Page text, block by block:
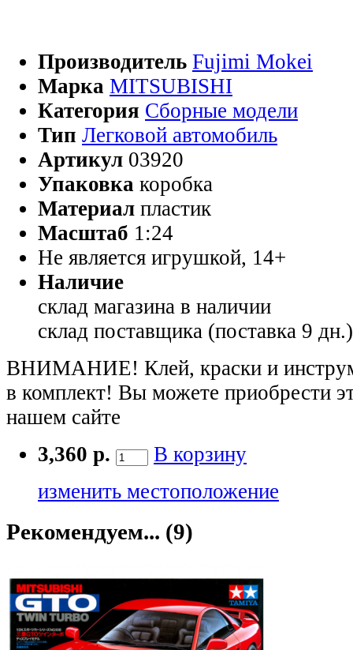
Производитель Fujimi Mokei
Марка MITSUBISHI
Категория Сборные модели
Тип Легковой автомобиль
Артикул 03920
Упаковка коробка
Материал пластик
Масштаб 1:24
Не является игрушкой, 14+
Наличие
склад магазина в наличии
склад поставщика (поставка 9
ВНИМАНИЕ! Клей, краски и
в комплект! Вы можете приобрести
нашем сайте
3,360 р.
В корзину
изменить местоположение
Рекомендуем... (9)